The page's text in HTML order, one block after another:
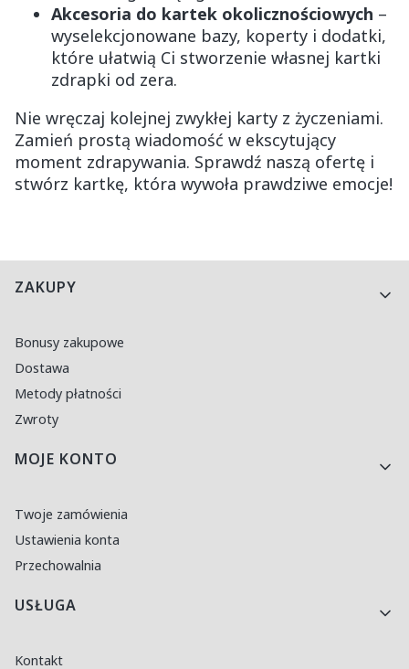
Akcesoria do kartek okolicznościowych –
wyselekcjonowane bazy, koperty i dodatki,
które ułatwią Ci stworzenie własnej kartki
zdrapki od zera.
Nie wręczaj kolejnej zwykłej karty z życzeniami.
Zamień prostą wiadomość w ekscytujący
moment zdrapywania. Sprawdź naszą ofertę i
stwórz kartkę, która wywoła prawdziwe emocje!
Linki w stopce
ZAKUPY
Bonusy zakupowe
Dostawa
Metody płatności
Zwroty
MOJE KONTO
Twoje zamówienia
Ustawienia konta
Przechowalnia
USŁUGA
Kontakt